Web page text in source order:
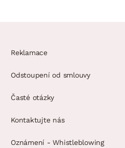
Reklamace
Odstoupení od smlouvy
Časté otázky
Kontaktujte nás
Oznámení - Whistleblowing